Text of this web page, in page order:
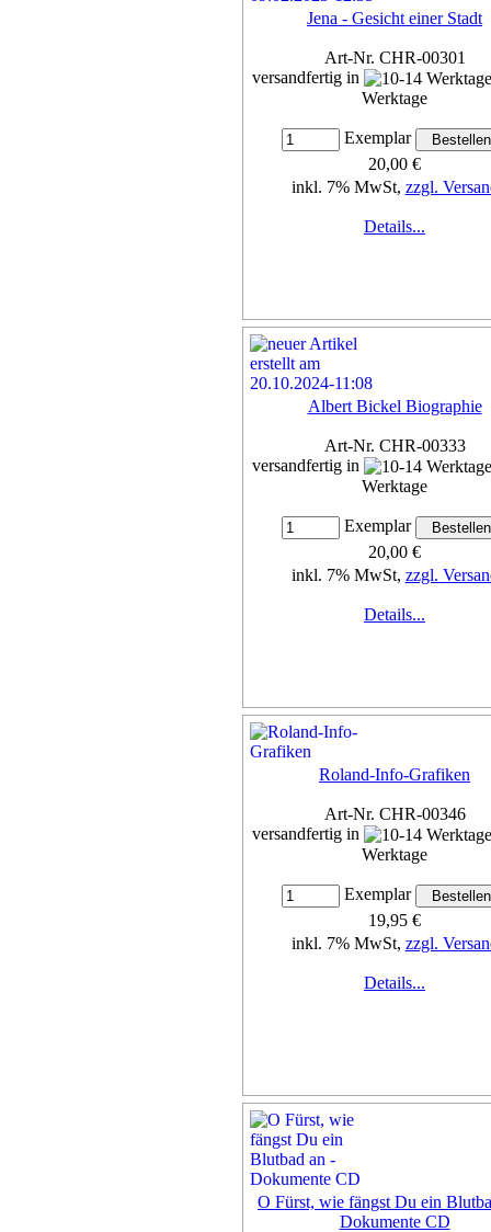
Jena - Gesicht einer Stadt
Art-Nr. CHR-00301
versandfertig in
Werktage
Exemplar
20,00 €
inkl. 7% MwSt, zzgl.
Details...
Albert Bickel Biographie
Art-Nr. CHR-00333
versandfertig in
Werktage
Exemplar
20,00 €
inkl. 7% MwSt, zzgl.
Details...
Roland-Info-Grafiken
Art-Nr. CHR-00346
versandfertig in
Werktage
Exemplar
19,95 €
inkl. 7% MwSt, zzgl.
Details...
O Fürst, wie fängst Du ein
Dokumente CD